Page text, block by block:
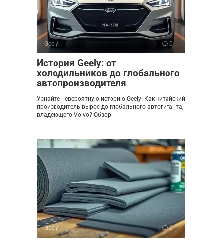
Geely 0
История Geely: от
холодильников до глобального
автопроизводителя
Узнайте невероятную историю Geely! Как китайский
производитель вырос до глобального автогиганта,
владеющего Volvo? Обзор
Geely 0